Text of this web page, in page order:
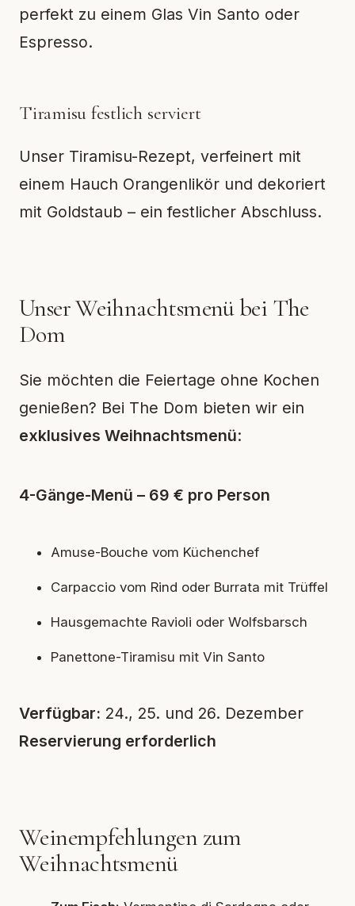
perfekt zu einem Glas Vin Santo oder
Espresso.
Tiramisu festlich serviert
Unser Tiramisu-Rezept, verfeinert mit
einem Hauch Orangenlikör und dekoriert
mit Goldstaub – ein festlicher Abschluss.
Unser Weihnachtsmenü bei The
Dom
Sie möchten die Feiertage ohne Kochen
genießen? Bei The Dom bieten wir ein
exklusives Weihnachtsmenü:
4-Gänge-Menü – 69 € pro Person
Amuse-Bouche vom Küchenchef
Carpaccio vom Rind oder Burrata mit Trüffel
Hausgemachte Ravioli oder Wolfsbarsch
Panettone-Tiramisu mit Vin Santo
Verfügbar: 24., 25. und 26. Dezember
Reservierung erforderlich
Weinempfehlungen zum
Weihnachtsmenü